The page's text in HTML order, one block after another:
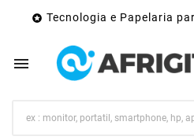
 Tecnologia e Papelaria
